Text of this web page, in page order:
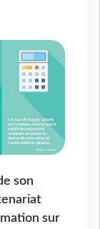
son
sur